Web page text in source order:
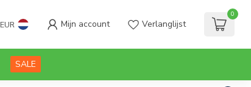
EUR Mijn account Verlanglijst
0
SALE